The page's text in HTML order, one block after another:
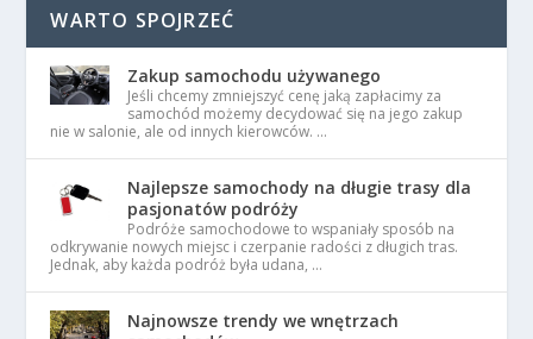
WARTO SPOJRZEĆ
Zakup samochodu używanego
Jeśli chcemy zmniejszyć cenę jaką zapłacimy za
samochód możemy decydować się na jego zakup
nie w salonie, ale od innych kierowców. …
Najlepsze samochody na długie trasy dla
pasjonatów podróży
Podróże samochodowe to wspaniały sposób na
odkrywanie nowych miejsc i czerpanie radości z długich tras.
Jednak, aby każda podróż była udana, …
Najnowsze trendy we wnętrzach